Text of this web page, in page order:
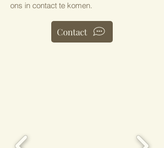
ons in contact te komen.
Contact